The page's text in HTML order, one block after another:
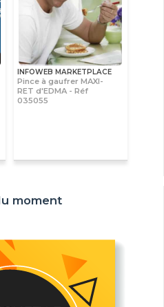
INFOWEB MARKETPLACE
Pince à gaufrer MAXI-
RET d'EDMA - Réf
035055
moment